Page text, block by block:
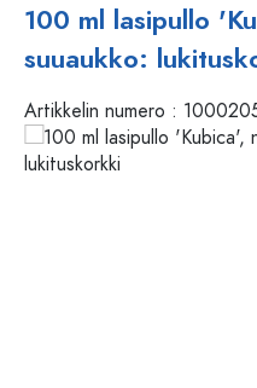
100 ml lasipullo
suuaukko:
Artikkelin numero :